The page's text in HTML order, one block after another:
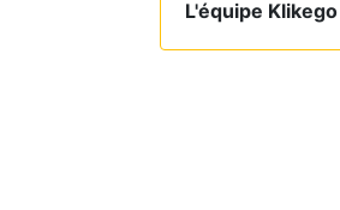
L'équipe Klikego